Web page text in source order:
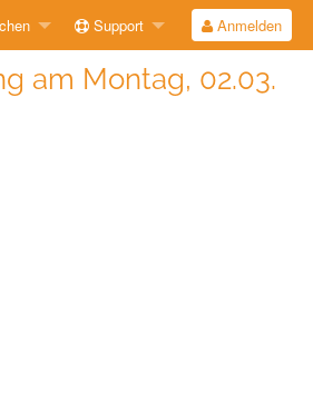
Support Anmelden
am Montag, 02.03.